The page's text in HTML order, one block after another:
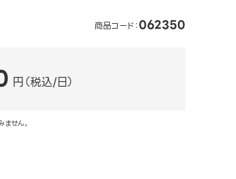
商品コード：062350
円（税込/日）
せん。